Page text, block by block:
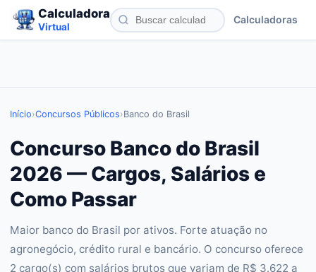
Calculadora
Virtual
Calculadoras
Início›Concursos Públicos›Banco do Brasil
Concurso Banco do Brasil
2026 — Cargos, Salários e
Como Passar
Maior banco do Brasil por ativos. Forte atuação no
agronegócio, crédito rural e bancário. O concurso oferece
2 cargo(s) com salários brutos que variam de R$ 3.622 a